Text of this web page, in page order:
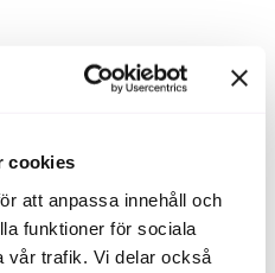
cookies
att anpassa innehåll och
funktioner för sociala
vår trafik. Vi delar också